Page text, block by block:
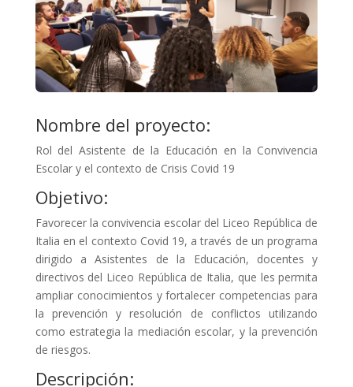
Nombre del proyecto:
Rol del Asistente de la Educación en la Convivencia
Escolar y el contexto de Crisis Covid 19
Objetivo:
Favorecer la convivencia escolar del Liceo República de
Italia en el contexto Covid 19, a través de un programa
dirigido a Asistentes de la Educación, docentes y
directivos del Liceo República de Italia, que les permita
ampliar conocimientos y fortalecer competencias para
la prevención y resolución de conflictos utilizando
como estrategia la mediación escolar, y la prevención
de riesgos.
Descripción: